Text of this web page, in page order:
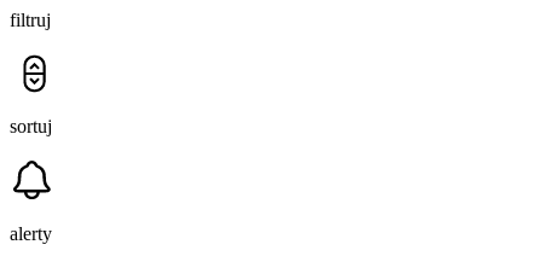
filtruj
sortuj
alerty